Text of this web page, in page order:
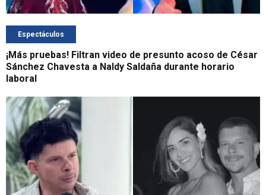
Espectáculos
¡Más pruebas! Filtran video de presunto acoso de César
Sánchez Chavesta a Naldy Saldaña durante horario
laboral